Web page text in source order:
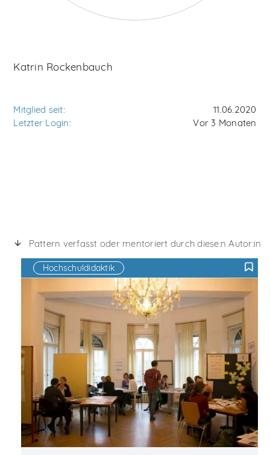
Katrin Rockenbauch
Mitglied seit:
11.06.2020
Letzter Login:
Vor 3 Monaten
Pattern verfasst oder mentoriert durch diese:n Autor:in
Hochschuldidaktik
F